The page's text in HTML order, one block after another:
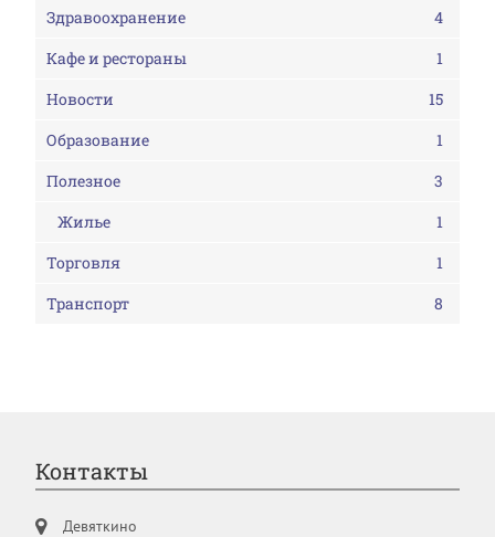
Здравоохранение
4
Кафе и рестораны
1
Новости
15
Образование
1
Полезное
3
Жилье
1
Торговля
1
Транспорт
8
Контакты
Девяткино